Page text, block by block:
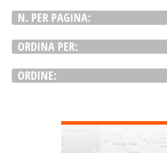
N. PER PAGINA:
ORDINA PER:
ORDINE: